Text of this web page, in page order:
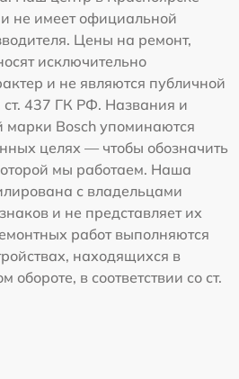
не имеет официальной
Цены на ремонт,
исключительно
и не являются публичной
ст. 437 ГК РФ. Названия и
марки Bosch упоминаются
целях — чтобы обозначить
мы работаем. Наша
с владельцами
и не представляет их
работ выполняются
находящихся в
в соответствии со ст.